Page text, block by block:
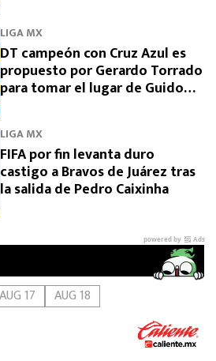
LIGA MX
DT campeón con Cruz Azul es
propuesto por Gerardo Torrado
para tomar el lugar de Guido
LIGA MX
FIFA por fin levanta duro
castigo a Bravos de Juárez tras
la salida de Pedro Caixinha